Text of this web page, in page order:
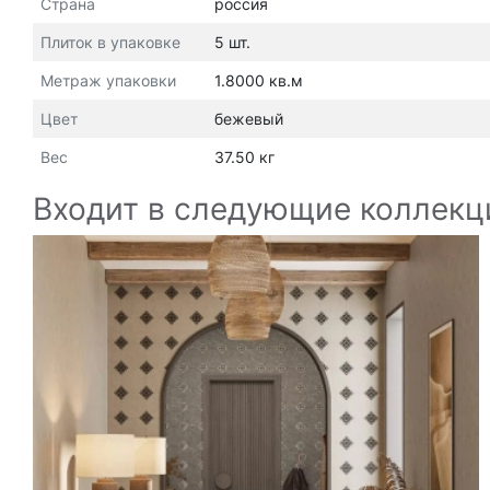
Страна россия
Плиток в упаковке 5 шт.
Метраж упаковки 1.8000 кв.м
Цвет бежевый
Вес 37.50 кг
Входит в следующие